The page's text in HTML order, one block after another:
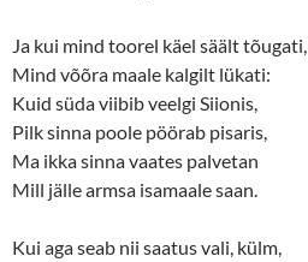
Ja kui mind toorel käel säält tõugati,
Mind võõra maale kalgilt lükati:
Kuid süda viibib veelgi Siionis,
Pilk sinna poole pöörab pisaris,
Ma ikka sinna vaates palvetan
Mill jälle armsa isamaale saan.
Kui aga seab nii saatus vali, külm,